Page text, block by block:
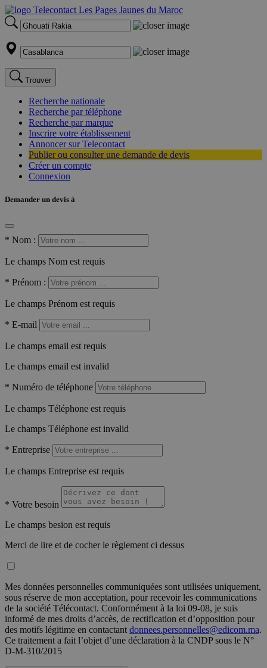
Trouver
Recherche nationale
Recherche par téléphone
Recherche par marque
Inscrire votre établissement
Annoncer sur Telecontact
Publier ou consulter une demande de devis
Créer un compte
Connexion
Demander un devis à
* Nom :
Le champs Nom est requis
* Prénom :
Le champs Prénom est requis
* E-mail
Le champs email est requis
Le champs email est invalid
* Numéro de téléphone
Le champs Téléphone est requis
Le champs Téléphone est invalid
* Entreprise
Le champs Entreprise est requis
* Votre besoin
Le champs besion est requis
Merci de lire et de cocher le règlement ci dessus
Mes données personnelles communiquées sont utilisées uniquement,
sous réserve de mon acceptation, pour recevoir les communications
de la société Télécontact. Conformément à la loi 09-08, je suis
informé de mes droits d’accès, de rectification et d’opposition pour
des motifs légitime en contactant donnees.personnelles@edicom.ma.
Ce traitement a fait l’objet d’une déclaration à la CNDP sous le N°
D-M-310/2015